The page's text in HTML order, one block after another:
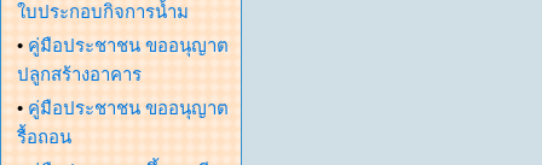
ใบประกอบกิจการน้ำม
• คู่มือประชาชน ขออนุญาต
ปลูกสร้างอาคาร
• คู่มือประชาชน ขออนุญาต
รื้อถอน